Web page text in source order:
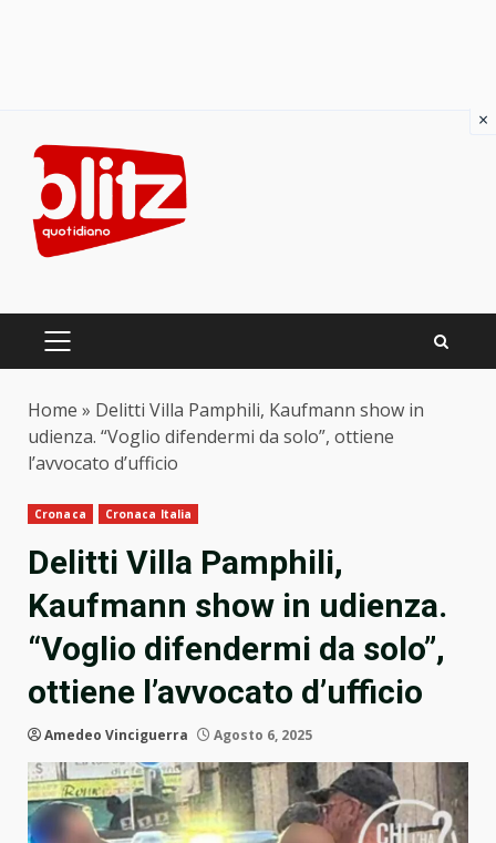
content
PRIMARY
Home » Delitti Villa Pamphili, Kaufmann show in
udienza. “Voglio difendermi da solo”, ottiene
l’avvocato d’ufficio
Cronaca Cronaca Italia
Delitti Villa Pamphili,
Kaufmann show in udienza.
“Voglio difendermi da solo”,
ottiene l’avvocato d’ufficio
Amedeo Vinciguerra Agosto 6, 2025
×